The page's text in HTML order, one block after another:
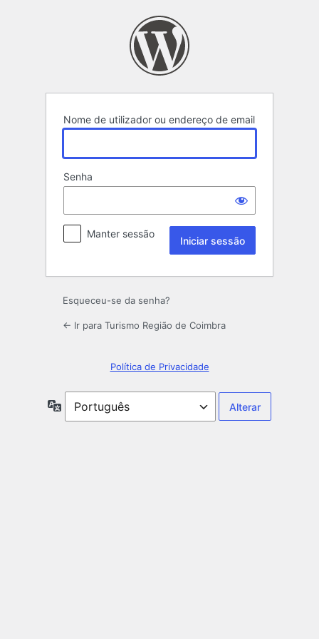
Nome de utilizador ou endereço de email
Senha
Manter sessão
Esqueceu-se da senha?
← Ir para Turismo Região de Coimbra
Política de Privacidade
Idioma